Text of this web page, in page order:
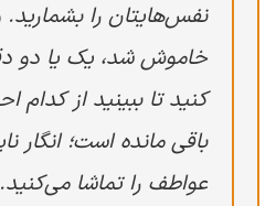
نفس‌هایتان را
خاموش شد، یک یا دو
کنید تا ببینید از
باقی مانده است؛ انگار
عواطف را تماشا